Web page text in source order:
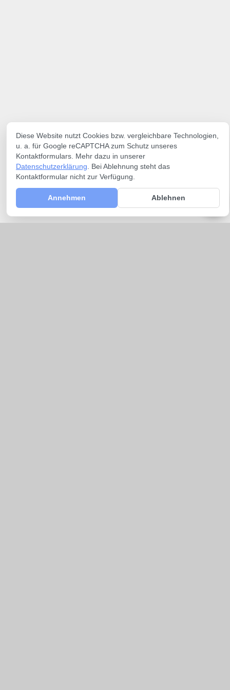
Diese Website nutzt Cookies bzw. vergleichbare Technologien,
u. a. für Google reCAPTCHA zum Schutz unseres
Kontaktformulars. Mehr dazu in unserer
Datenschutzerklärung . Bei Ablehnung steht das
Kontaktformular nicht zur Verfügung.
Annehmen Ablehnen